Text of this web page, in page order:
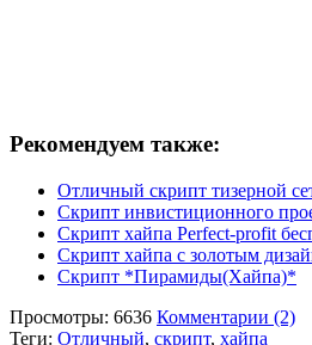
Рекомендуем также:
Отличный скрипт тизерной
Скрипт инвистиционного
Скрипт хайпа Perfect-profit
Скрипт хайпа с золотым
Скрипт *Пирамиды(Хайпа)*
Просмотры: 6636 Комментарии (2)
Теги: Отличный, скрипт, хайпа